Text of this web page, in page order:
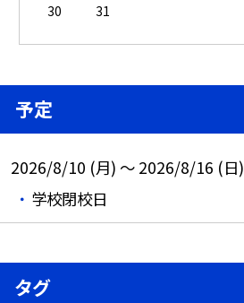
30
31
予定
2026/8/10 (月) ～ 2026/8/16 (日)
学校閉校日
タグ